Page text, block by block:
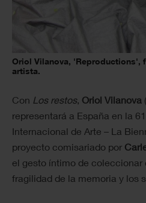
Oriol Vilanova, 'Reproductions',
artista.
Con Los restos, Oriol Vilanova
representará a España en la
Internacional de Arte – La
proyecto comisariado por
el gesto íntimo de coleccionar
fragilidad de la memoria y los